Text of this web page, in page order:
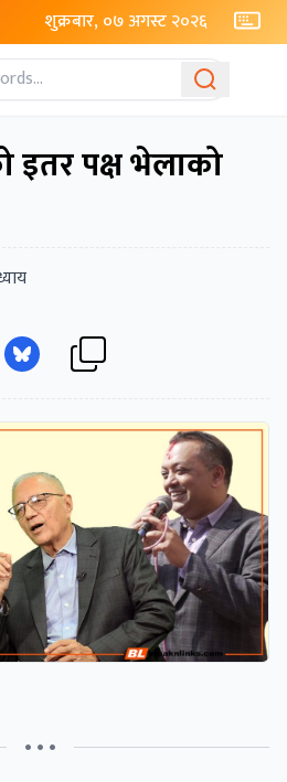
शुक्रबार, ०७ अगस्ट २०२६
इतर पक्ष भेलाको
• • •